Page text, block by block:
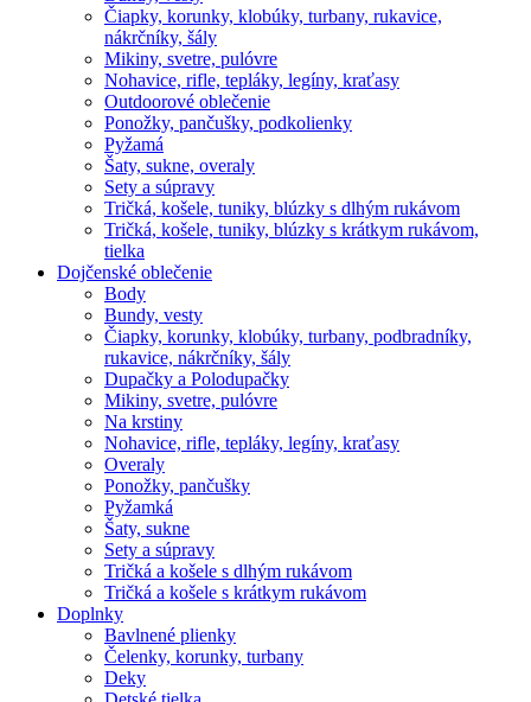
Čiapky, korunky, klobúky, turbany, rukavice,
nákrčníky, šály
Mikiny, svetre, pulóvre
Nohavice, rifle, tepláky, legíny, kraťasy
Outdoorové oblečenie
Ponožky, pančušky, podkolienky
Pyžamá
Šaty, sukne, overaly
Sety a súpravy
Tričká, košele, tuniky, blúzky s dlhým rukávom
Tričká, košele, tuniky, blúzky s krátkym rukávom,
tielka
Dojčenské oblečenie
Body
Bundy, vesty
Čiapky, korunky, klobúky, turbany, podbradníky,
rukavice, nákrčníky, šály
Dupačky a Polodupačky
Mikiny, svetre, pulóvre
Na krstiny
Nohavice, rifle, tepláky, legíny, kraťasy
Overaly
Ponožky, pančušky
Pyžamká
Šaty, sukne
Sety a súpravy
Tričká a košele s dlhým rukávom
Tričká a košele s krátkym rukávom
Doplnky
Bavlnené plienky
Čelenky, korunky, turbany
Deky